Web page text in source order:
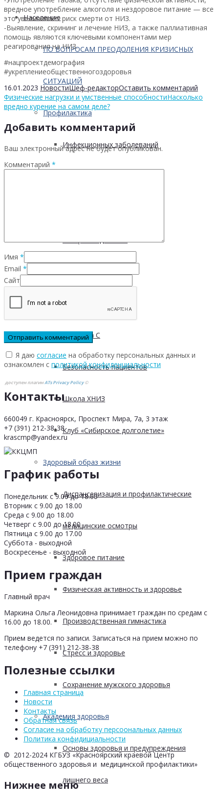
Населению
ПО ВОПРОСАМ ПРЕОДОЛЕНИЯ КРИЗИСНЫХ
СИТУАЦИЙ
Профилактика
Инфекционных заболеваний
Сахарного диабета
ХОБЛ
Гепатита С
Безопасность пациентов
Школа ХНИЗ
Клуб «Сибирское долголетие»
Здоровый образ жизни
Диспансеризация и профилактические
медицинские осмотры
Здоровое питание
Физическая активность и здоровье
Производственная гимнастика
Стресс и здоровье
Сохранение мужского здоровья
Академия здоровья
Основы здоровья и предупреждения
лишнего веса
вредное употребление алкоголя и нездоровое питание — все
это увеличивает риск смерти от НИЗ.
-Выявление, скрининг и лечение НИЗ, а также паллиативная
помощь являются ключевыми компонентами мер
реагирования на НИЗ.
#нацпроектдемография
#укреплениеобщественногоздоровья
16.01.2023 НовостиШеф-редакторОставить комментарий
Физические нагрузки и умственные способностиНасколько
вредно курение на самом деле?
Добавить комментарий
Ваш электронный адрес не будет опубликован.
Комментарий *
Имя *
Email *
Сайт
Я даю согласие на обработку персональных данных и
ознакомлен с политикой конфиденциальности
доступен плагинATs Privacy Policy©
Контакты
660049 г. Красноярск, Проспект Мира, 7а, 3 этаж
+7 (391) 212-38-38
krascmp@yandex.ru
График работы
Понедельник с 9.00 до 18.00
Вторник с 9.00 до 18.00
Среда с 9.00 до 18.00
Четверг с 9.00 до 18.00
Пятница с 9.00 до 17.00
Суббота - выходной
Воскресенье - выходной
Прием граждан
Главный врач
Маркина Ольга Леонидовна принимает граждан по средам с
16.00 до 18.00.
Прием ведется по записи. Записаться на прием можно по
телефону +7 (391) 212-38-38
Полезные ссылки
Главная страница
Новости
Контакты
Обратная связь
Согласие на обработку персоональных данных
Политика конфидициальности
© 2012-2024 КГБУЗ «Красноярский краевой Центр
общественного здоровья и медицинской профилактики»
Нижнее меню